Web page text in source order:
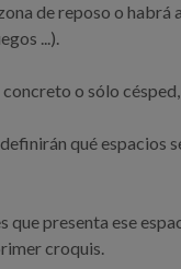
de reposo o habrá
...).
o sólo
qué espacios
presenta ese
croquis.